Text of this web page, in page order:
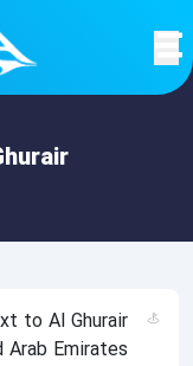
to Al Ghurair
Arab Emirates